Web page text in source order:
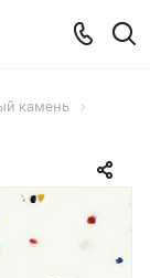
камень